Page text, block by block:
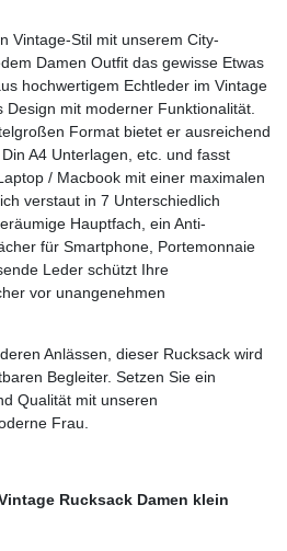
Vintage-Stil mit unserem City-
Damen Outfit das gewisse Etwas
hochwertigem Echtleder im Vintage
Design mit moderner Funktionalität.
Format bietet er ausreichend
A4 Unterlagen, etc. und fasst
/ Macbook mit einer maximalen
verstaut in 7 Unterschiedlich
Hauptfach, ein Anti-
für Smartphone, Portemonnaie
Leder schützt Ihre
vor unangenehmen
Anlässen, dieser Rucksack wird
Begleiter. Setzen Sie ein
Qualität mit unseren
Frau.
Rucksack Damen klein